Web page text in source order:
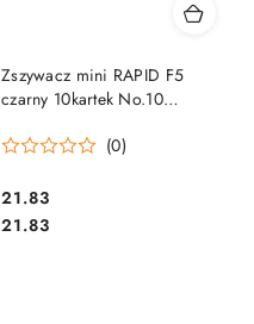
Zszywacz mini RAPID F5
czarny 10kartek No.10
(0)
Cena:
21.83
Cena:
21.83